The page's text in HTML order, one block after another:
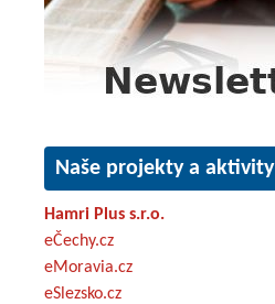
Naše projekty a aktivity
Hamri Plus s.r.o.
eČechy.cz
eMoravia.cz
eSlezsko.cz